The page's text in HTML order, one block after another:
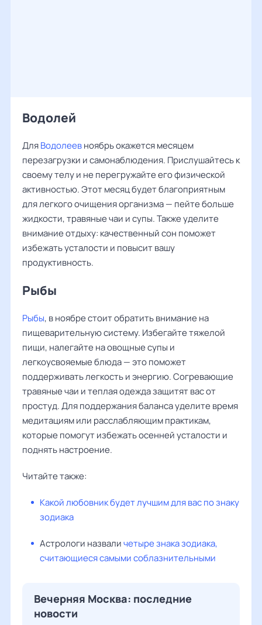
Водолей
ДляВодолеевноябрь окажется месяцем
перезагрузки и самонаблюдения. Прислушайтесь к
своему телу и не перегружайте его физической
активностью. Этот месяц будет благоприятным
для легкого очищения организма — пейте больше
жидкости, травяные чаи и супы. Также уделите
внимание отдыху: качественный сон поможет
избежать усталости и повысит вашу
продуктивность.
Рыбы
Рыбы, в ноябре стоит обратить внимание на
пищеварительную систему. Избегайте тяжелой
пищи, налегайте на овощные супы и
легкоусвояемые блюда — это поможет
поддерживать легкость и энергию. Согревающие
травяные чаи и теплая одежда защитят вас от
простуд. Для поддержания баланса уделите время
медитациям или расслабляющим практикам,
которые помогут избежать осенней усталости и
поднять настроение.
Читайте также:
Какой любовник будет лучшим для вас по знаку
зодиака
Астрологи назваличетыре знака зодиака,
считающиеся самыми соблазнительными
Вечерняя Москва: последние
новости